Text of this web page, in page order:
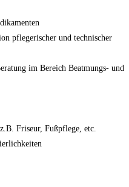
pflegerischer und technischer
im Bereich Beatmungs- und
Friseur, Fußpflege, etc.